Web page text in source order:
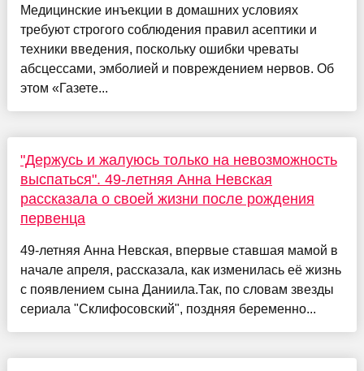
Медицинские инъекции в домашних условиях
требуют строгого соблюдения правил асептики и
техники введения, поскольку ошибки чреваты
абсцессами, эмболией и повреждением нервов. Об
этом «Газете...
"Держусь и жалуюсь только на невозможность
выспаться". 49-летняя Анна Невская
рассказала о своей жизни после рождения
первенца
49-летняя Анна Невская, впервые ставшая мамой в
начале апреля, рассказала, как изменилась её жизнь
с появлением сына Даниила.Так, по словам звезды
сериала "Склифосовский", поздняя беременно...